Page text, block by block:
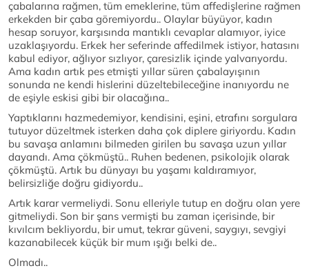
çabalarına rağmen, tüm emeklerine, tüm affedişlerine rağmen
erkekden bir çaba göremiyordu.. Olaylar büyüyor, kadın
hesap soruyor, karşısında mantıklı cevaplar alamıyor, iyice
uzaklaşıyordu. Erkek her seferinde affedilmek istiyor, hatasını
kabul ediyor, ağlıyor sızlıyor, çaresizlik içinde yalvarıyordu.
Ama kadın artık pes etmişti yıllar süren çabalayışının
sonunda ne kendi hislerini düzeltebileceğine inanıyordu ne
de eşiyle eskisi gibi bir olacağına..
Yaptıklarını hazmedemiyor, kendisini, eşini, etrafını sorgulara
tutuyor düzeltmek isterken daha çok diplere giriyordu. Kadın
bu savaşa anlamını bilmeden girilen bu savaşa uzun yıllar
dayandı. Ama çökmüştü.. Ruhen bedenen, psikolojik olarak
çökmüştü. Artık bu dünyayı bu yaşamı kaldıramıyor,
belirsizliğe doğru gidiyordu..
Artık karar vermeliydi. Sonu elleriyle tutup en doğru olan yere
gitmeliydi. Son bir şans vermişti bu zaman içerisinde, bir
kıvılcım bekliyordu, bir umut, tekrar güveni, saygıyı, sevgiyi
kazanabilecek küçük bir mum ışığı belki de..
Olmadı..